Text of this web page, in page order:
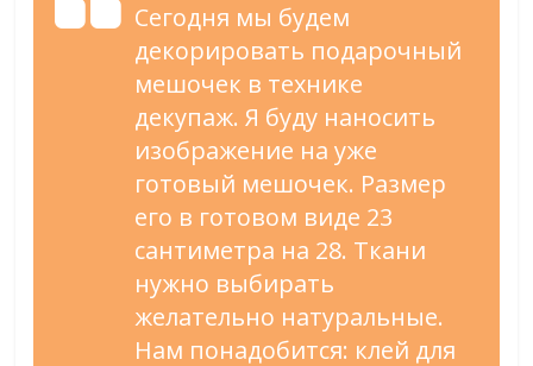
Сегодня мы будем
декорировать подарочный
мешочек в технике
декупаж. Я буду наносить
изображение на уже
готовый мешочек. Размер
его в готовом виде 23
сантиметра на 28. Ткани
нужно выбирать
желательно натуральные.
Нам понадобится: клей для